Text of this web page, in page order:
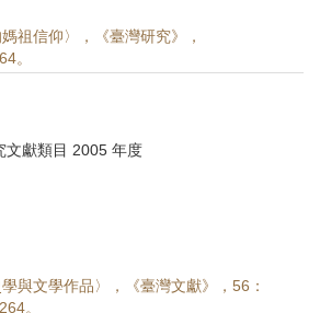
祖信仰〉，《臺灣研究》，
。
文獻類目 2005 年度
與文學作品〉，《臺灣文獻》，56：
。